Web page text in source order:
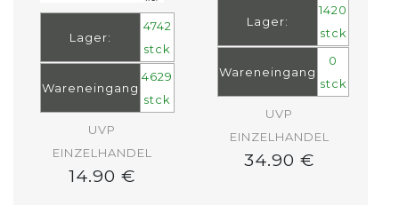
Lager:
4742
stck
Wareneingang
4629
stck
UVP
EINZELHANDEL
14.90 €
Lager:
1420
stck
Wareneingang
0
stck
UVP
EINZELHANDEL
34.90 €